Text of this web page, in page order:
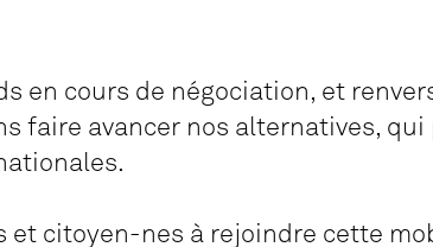
en cours de négociation, et
faire avancer nos alternatives,
et citoyen-nes à rejoindre cette